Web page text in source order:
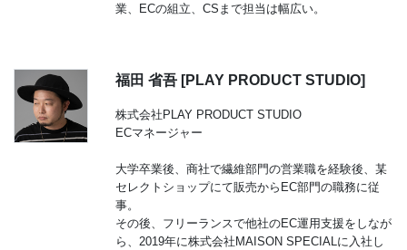
業、ECの組立、CSまで担当は幅広い。
福田 省吾 [PLAY PRODUCT STUDIO]
株式会社PLAY PRODUCT STUDIO
ECマネージャー
大学卒業後、商社で繊維部門の営業職を経験後、某
セレクトショップにて販売からEC部門の職務に従
事。
その後、フリーランスで他社のEC運用支援をしなが
ら、2019年に株式会社MAISON SPECIALに入社し